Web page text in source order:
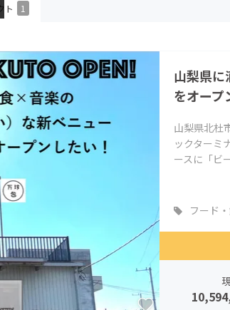
CAMPFIRE for Social Good
CAMPFIREふるさと納税
machi-ya
ト 1
山梨県
をオープ
山梨県北杜
ックターミ
ースに「ビ
フード